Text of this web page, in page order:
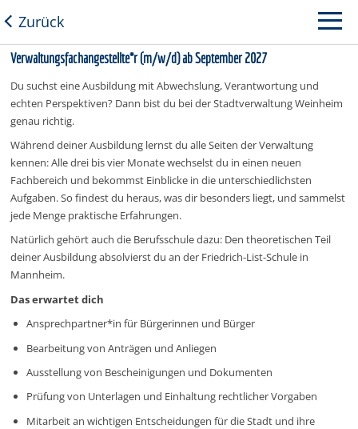
Zurück
Verwaltungsfachangestellte*r (m/w/d) ab September 2027
Du suchst eine Ausbildung mit Abwechslung, Verantwortung und
echten Perspektiven? Dann bist du bei der Stadtverwaltung Weinheim
genau richtig.
Während deiner Ausbildung lernst du alle Seiten der Verwaltung
kennen: Alle drei bis vier Monate wechselst du in einen neuen
Fachbereich und bekommst Einblicke in die unterschiedlichsten
Aufgaben. So findest du heraus, was dir besonders liegt, und sammelst
jede Menge praktische Erfahrungen.
Natürlich gehört auch die Berufsschule dazu: Den theoretischen Teil
deiner Ausbildung absolvierst du an der Friedrich-List-Schule in
Mannheim.
Das erwartet dich
Ansprechpartner*in für Bürgerinnen und Bürger
Bearbeitung von Anträgen und Anliegen
Ausstellung von Bescheinigungen und Dokumenten
Prüfung von Unterlagen und Einhaltung rechtlicher Vorgaben
Mitarbeit an wichtigen Entscheidungen für die Stadt und ihre